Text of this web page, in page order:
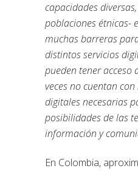
capacidades
poblaciones étnicas-
muchas barreras
distintos servicios
pueden tener acceso
veces no cuentan
digitales necesarias
posibilidades de las
información y
En Colombia,